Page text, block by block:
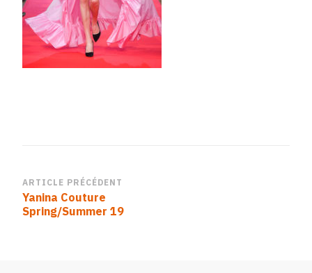
Navigation
d’article
ARTICLE PRÉCÉDENT
Yanina Couture
Spring/Summer 19